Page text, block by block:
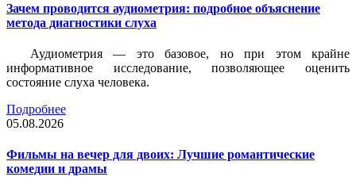
Зачем проводится аудиометрия: подробное объяснение
метода диагностики слуха
Аудиометрия — это базовое, но при этом крайне
информативное исследование, позволяющее оценить
состояние слуха человека.
Подробнее
05.08.2026
Фильмы на вечер для двоих: Лучшие романтические
комедии и драмы